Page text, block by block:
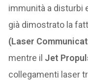
immunità a disturbi
già dimostrato la
(Laser
mentre il Jet
collegamenti laser